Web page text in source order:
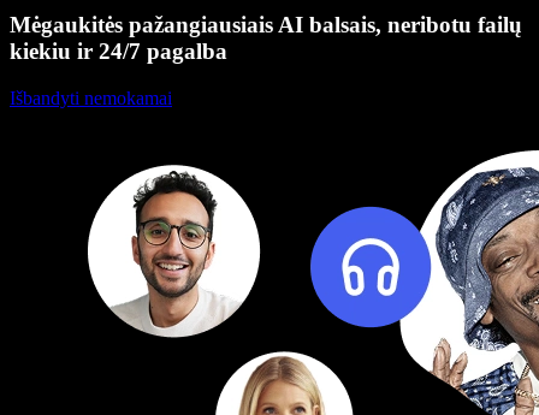
Mėgaukitės pažangiausiais AI balsais, neribotu failų
kiekiu ir 24/7 pagalba
Išbandyti nemokamai